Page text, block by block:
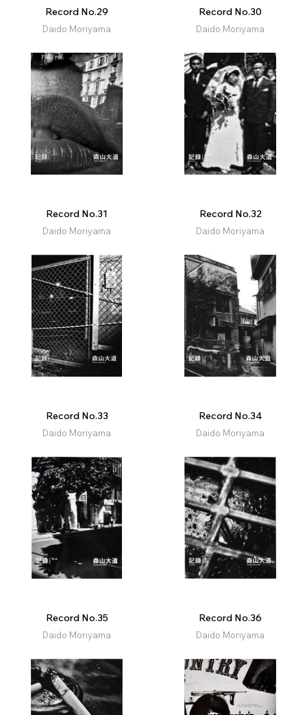
Record No.29
Daido Moriyama
Record No.30
Daido Moriyama
Record No.31
Daido Moriyama
Record No.32
Daido Moriyama
Record No.33
Daido Moriyama
Record No.34
Daido Moriyama
Record No.35
Daido Moriyama
Record No.36
Daido Moriyama